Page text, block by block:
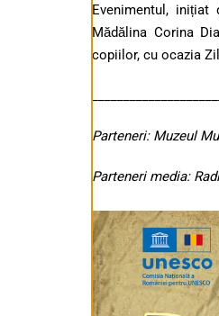
Evenimentul,
Mădălina Corina
copiilor, cu ocazia
Parteneri: Muzeul
Parteneri media: